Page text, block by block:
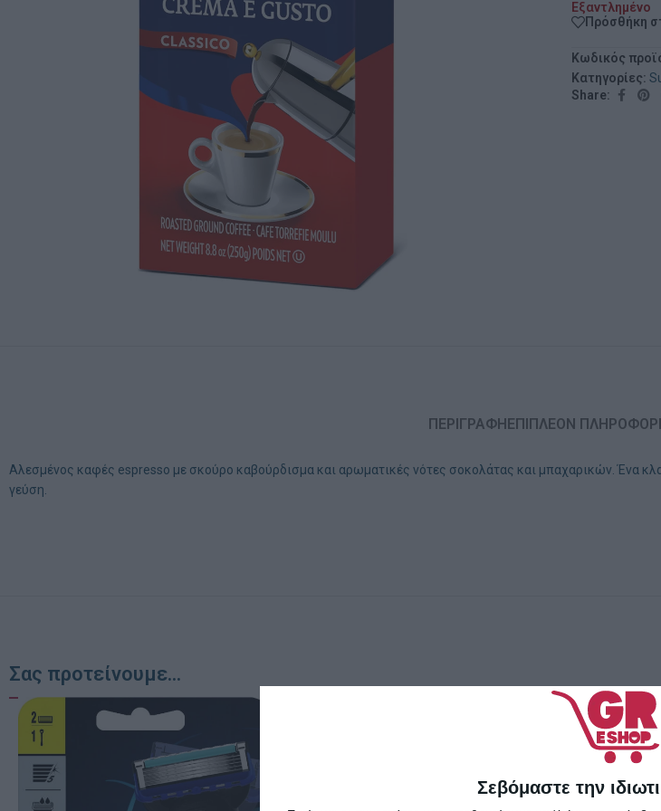
Σεβόμαστε την
Εξαντλημένο
Πρόσθήκη
Κωδικός
Κατηγορίες:
Share:
ΠΕΡΙΓΡΑΦΉΕΠΙΠΛΈΟΝ
Αλεσμένος καφές espresso με σκούρο καβούρδισμα και αρωματικές νότες σοκολάτας και μπαχαρικών. Ένα
γεύση.
Σας προτείνουμε...